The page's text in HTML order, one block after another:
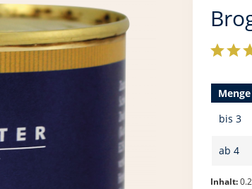
Menge
bis 3
ab 4
Inhalt: